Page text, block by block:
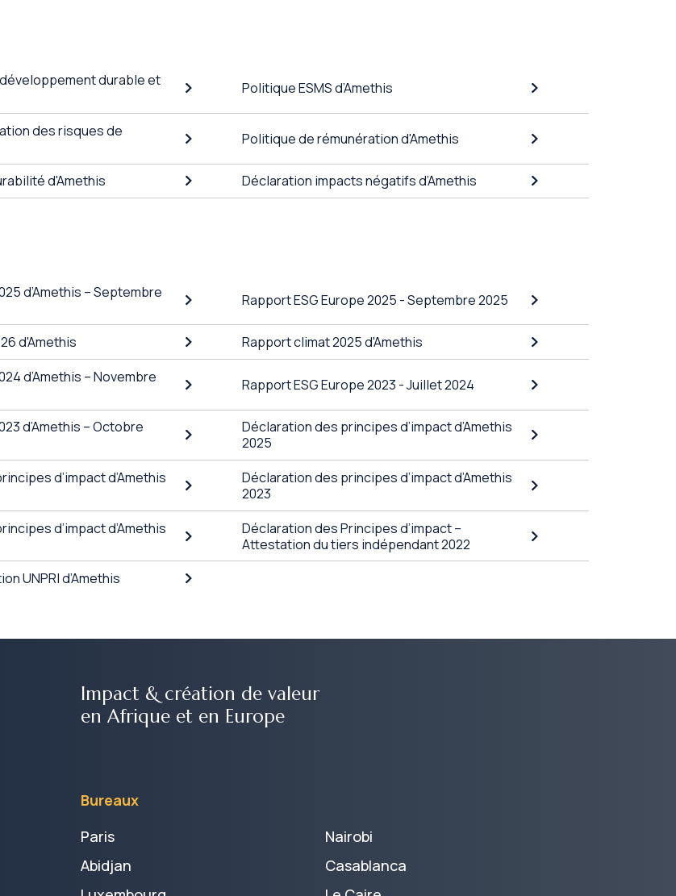
durable et
Politique ESMS d’Amethis
des risques de
Politique de rémunération d'Amethis
d'Amethis Déclaration impacts négatifs d’Amethis
d’Amethis – Septembre
Rapport ESG Europe 2025 - Septembre 2025
d'Amethis
Rapport climat 2025 d'Amethis
d’Amethis – Novembre
Rapport ESG Europe 2023 - Juillet 2024
d’Amethis – Octobre
Déclaration des principes d’impact d’Amethis
2025
d’impact d’Amethis
Déclaration des principes d’impact d’Amethis
2023
d’impact d’Amethis
Déclaration des Principes d’impact –
Attestation du tiers indépendant 2022
UNPRI d’Amethis
Impact & création de valeur
en Afrique et en Europe
Bureaux
Paris
Nairobi
Abidjan
Casablanca